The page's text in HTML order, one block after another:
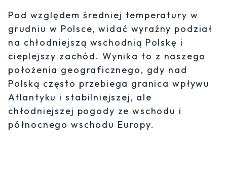
Pod względem średniej temperatury w
grudniu w Polsce, widać wyraźny podział
na chłodniejszą wschodnią Polskę i
cieplejszy zachód. Wynika to z naszego
położenia geograficznego, gdy nad
Polską często przebiega granica wpływu
Atlantyku i stabilniejszej, ale
chłodniejszej pogody ze wschodu i
północnego wschodu Europy.